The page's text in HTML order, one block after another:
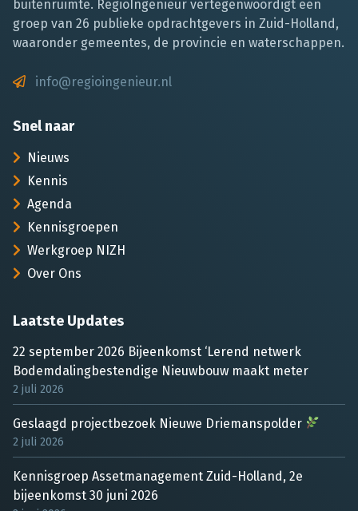
buitenruimte. RegioIngenieur vertegenwoordigt een
groep van 26 publieke opdrachtgevers in Zuid-Holland,
waaronder gemeentes, de provincie en waterschappen.
info@regioingenieur.nl
Snel naar
Nieuws
Kennis
Agenda
Kennisgroepen
Werkgroep NIZH
Over Ons
Laatste Updates
22 september 2026 Bijeenkomst ‘Lerend netwerk
Bodemdalingbestendige Nieuwbouw maakt meter
2 juli 2026
Geslaagd projectbezoek Nieuwe Driemanspolder
2 juli 2026
Kennisgroep Assetmanagement Zuid-Holland, 2e
bijeenkomst 30 juni 2026